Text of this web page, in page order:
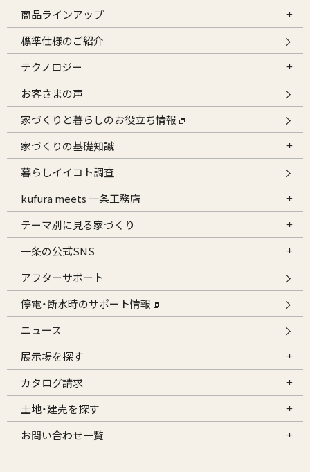
商品ラインアップ
標準仕様のご紹介
テクノロジー
お客さまの声
家づくりと暮らしのお役立ち情報
家づくりの基礎知識
暮らしイイコト調査
kufura meets 一条工務店
テーマ別に見る家づくり
一条の公式SNS
アフターサポート
停電・断水時のサポート情報
ニュース
展示場を探す
カタログ請求
土地・建売を探す
お問い合わせ一覧